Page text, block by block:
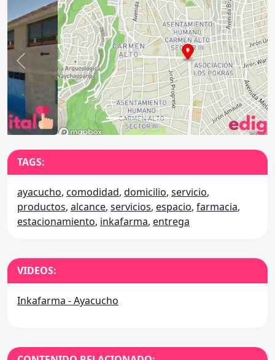
Anterior
TAGS:
ayacucho, comodidad, domicilio, servicio,
productos, alcance, servicios, espacio, farmacia,
estacionamiento, inkafarma, entrega
VIDEOS:
Inkafarma - Ayacucho